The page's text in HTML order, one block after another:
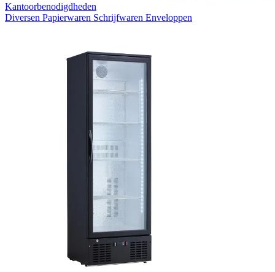
Kantoorbenodigdheden
Diversen Papierwaren Schrijfwaren Enveloppen